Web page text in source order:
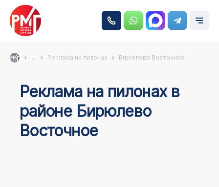
... Реклама на пилонах Бирюлево Восточное
Реклама на пилонах в
районе Бирюлево
Восточное